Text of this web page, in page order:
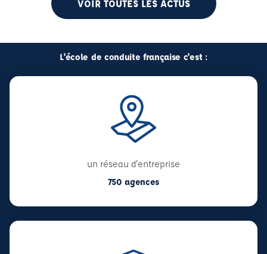
VOIR TOUTES LES ACTUS
L'école de conduite française c'est :
un réseau d'entreprise
750 agences